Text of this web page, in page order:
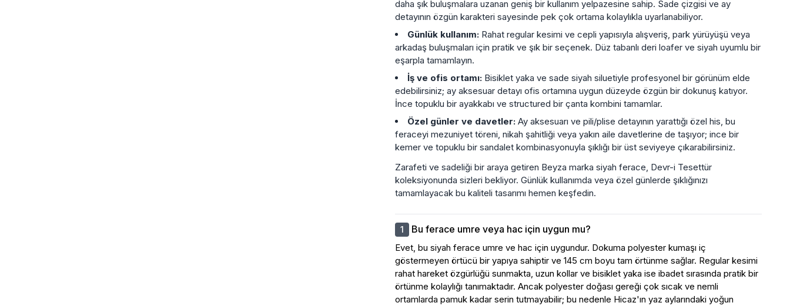
daha şık buluşmalara uzanan geniş bir kullanım yelpazesine sahip. Sade çizgisi ve ay
detayının özgün karakteri sayesinde pek çok ortama kolaylıkla uyarlanabiliyor.
Günlük kullanım: Rahat regular kesimi ve cepli yapısıyla alışveriş, park yürüyüşü veya
arkadaş buluşmaları için pratik ve şık bir seçenek. Düz tabanlı deri loafer ve siyah uyumlu bir
eşarpla tamamlayın.
İş ve ofis ortamı: Bisiklet yaka ve sade siyah siluetiyle profesyonel bir görünüm elde
edebilirsiniz; ay aksesuar detayı ofis ortamına uygun düzeyde özgün bir dokunuş katıyor.
İnce topuklu bir ayakkabı ve structured bir çanta kombini tamamlar.
Özel günler ve davetler: Ay aksesuarı ve pili/plise detayının yarattığı özel his, bu
feraceyi mezuniyet töreni, nikah şahitliği veya yakın aile davetlerine de taşıyor; ince bir
kemer ve topuklu bir sandalet kombinasyonuyla şıklığı bir üst seviyeye çıkarabilirsiniz.
Zarafeti ve sadeliği bir araya getiren Beyza marka siyah ferace, Devr-i Tesettür
koleksiyonunda sizleri bekliyor. Günlük kullanımda veya özel günlerde şıklığınızı
tamamlayacak bu kaliteli tasarımı hemen keşfedin.
Bu ferace umre veya hac için uygun mu?
Evet, bu siyah ferace umre ve hac için uygundur. Dokuma polyester kumaşı iç
göstermeyen örtücü bir yapıya sahiptir ve 145 cm boyu tam örtünme sağlar. Regular kesimi
rahat hareket özgürlüğü sunmakta, uzun kollar ve bisiklet yaka ise ibadet sırasında pratik bir
örtünme kolaylığı tanımaktadır. Ancak polyester doğası gereği çok sıcak ve nemli
ortamlarda pamuk kadar serin tutmayabilir; bu nedenle Hicaz'ın yaz aylarındaki yoğun